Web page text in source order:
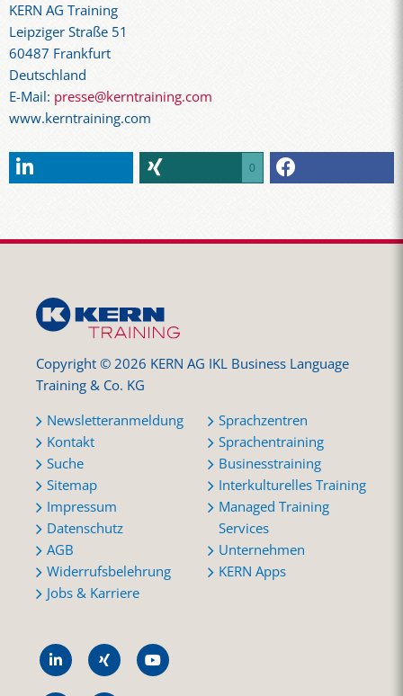
KERN AG Training
Leipziger Straße 51
60487 Frankfurt
Deutschland
E-Mail: presse@kerntraining.com
www.kerntraining.com
0
Copyright © 2026 KERN AG IKL Business Language
Training & Co. KG
Newsletteranmeldung
Kontakt
Suche
Sitemap
Impressum
Datenschutz
AGB
Widerrufsbelehrung
Jobs & Karriere
Sprachzentren
Sprachentraining
Businesstraining
Interkulturelles Training
Managed Training
Services
Unternehmen
KERN Apps